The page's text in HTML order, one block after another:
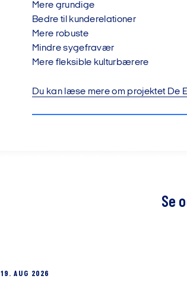
Mere grundige
Bedre til kunderelationer
Mere robuste
Mindre sygefravær
Mere fleksible kulturbærere
Du kan læse mere om projektet De
Se
19. AUG 2026